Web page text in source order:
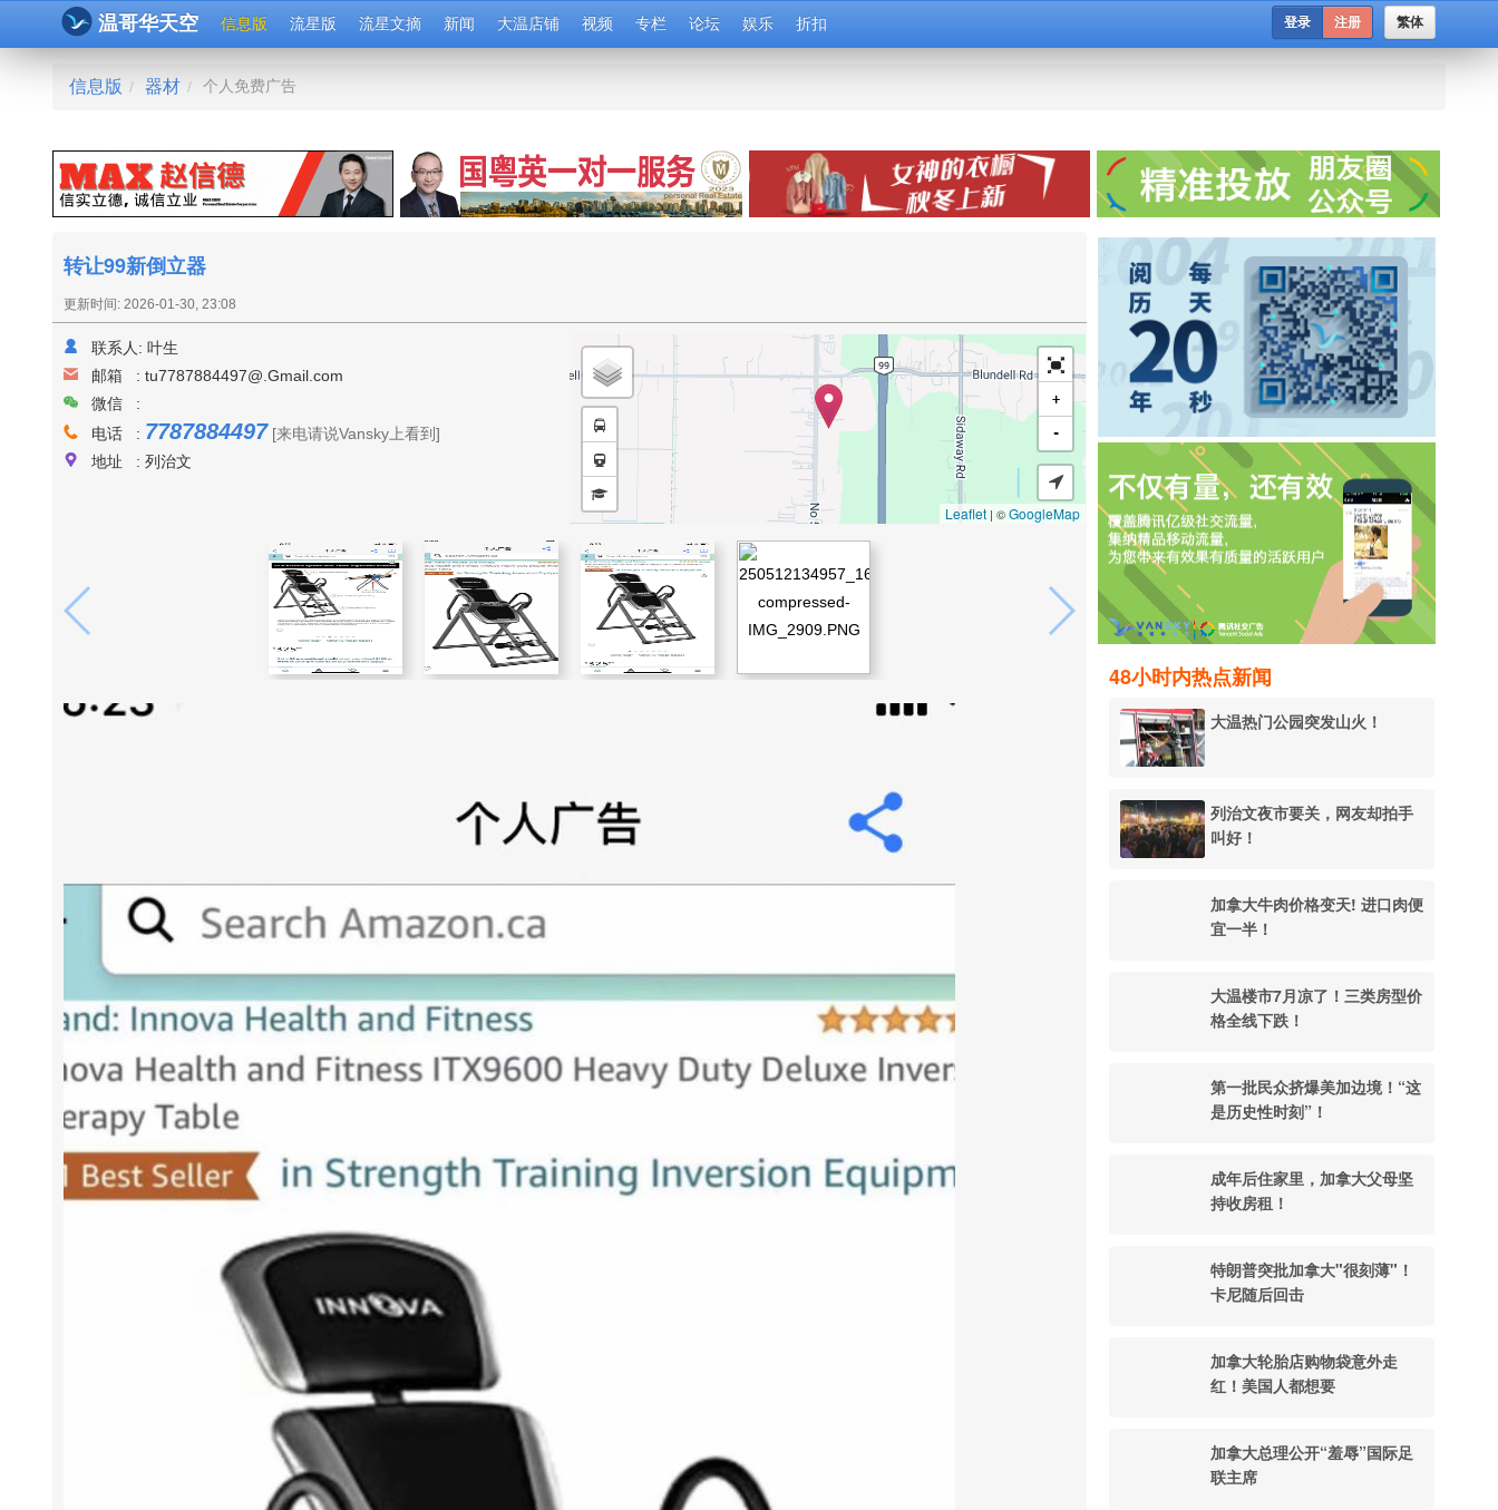
温哥华天空 信息版 流星版 流星文摘 新闻 大温店铺 视频 专栏 论坛 娱乐 折扣 繁体
登录 注册
信息版 / 器材 / 个人免费广告
48小时内热点新闻
大温热门公园突发山火！
列治文夜市要关，网友却拍手
叫好！
加拿大牛肉价格变天! 进口肉便
宜一半！
大温楼市7月凉了！三类房型价
格全线下跌！
第一批民众挤爆美加边境！“这
是历史性时刻”！
成年后住家里，加拿大父母坚
持收房租！
特朗普突批加拿大"很刻薄"！
卡尼随后回击
加拿大轮胎店购物袋意外走
红！美国人都想要
加拿大总理公开“羞辱”国际足
联主席
转让99新倒立器
更新时间: 2026-01-30, 23:08
联系人: 叶生
邮箱 : tu7787884497@.Gmail.com
微信 :
电话 : 7787884497 [来电请说Vansky上看到]
地址 : 列治文
+
-
Leaflet | ©GoogleMap